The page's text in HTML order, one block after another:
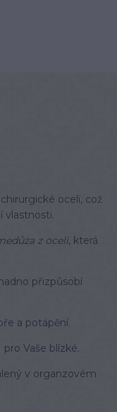
oceli, což
vlastnosti.
z oceli, která
přizpůsobí
a potápění.
Vaše blízké.
v organzovém